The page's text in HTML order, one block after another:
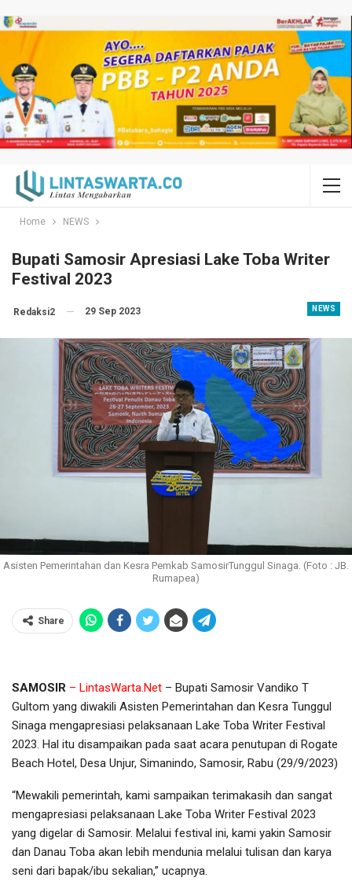
Home NEWS
Bupati Samosir Apresiasi Lake Toba Writer
Festival 2023
NEWS
Redaksi2 29 Sep 2023
Asisten Pemerintahan dan Kesra Pemkab SamosirTunggul Sinaga. (Foto : JB.
Rumapea)
Share
SAMOSIR – LintasWarta.Net – Bupati Samosir Vandiko T
Gultom yang diwakili Asisten Pemerintahan dan Kesra Tunggul
Sinaga mengapresiasi pelaksanaan Lake Toba Writer Festival
2023. Hal itu disampaikan pada saat acara penutupan di Rogate
Beach Hotel, Desa Unjur, Simanindo, Samosir, Rabu (29/9/2023)
“Mewakili pemerintah, kami sampaikan terimakasih dan sangat
mengapresiasi pelaksanaan Lake Toba Writer Festival 2023
yang digelar di Samosir. Melalui festival ini, kami yakin Samosir
dan Danau Toba akan lebih mendunia melalui tulisan dan karya
seni dari bapak/ibu sekalian,” ucapnya.